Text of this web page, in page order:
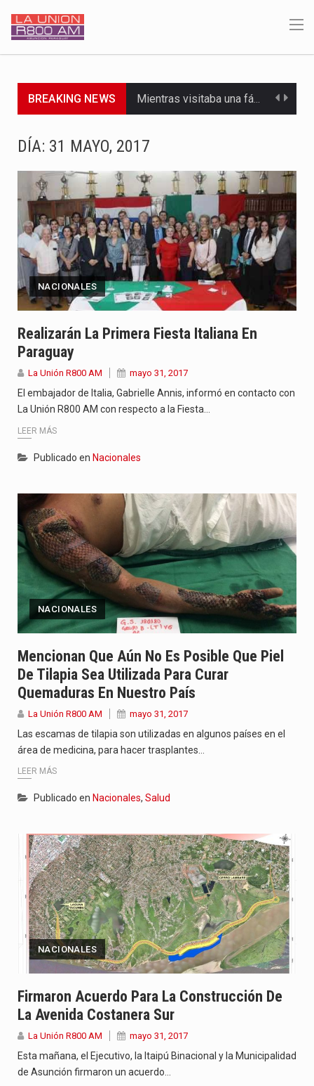
BREAKING NEWS Mientras visitaba una fábrica de armamentos en San Paulo, el…
Para Tania, una paraguaya de 33 años que reside en…
El presidente de la República se encontraba en el aeropuerto…
Una familia atravesó momentos de extrema tensión durante la madrugada…
Hace casi dos meses que Rivas dejó el Senado y,…
DÍA: 31 MAYO, 2017
NACIONALES
Realizarán La Primera Fiesta Italiana En
Paraguay
La Unión R800 AM mayo 31, 2017
El embajador de Italia, Gabrielle Annis, informó en contacto con
La Unión R800 AM con respecto a la Fiesta…
LEER MÁS
Publicado en Nacionales
NACIONALES
Mencionan Que Aún No Es Posible Que Piel
De Tilapia Sea Utilizada Para Curar
Quemaduras En Nuestro País
La Unión R800 AM mayo 31, 2017
Las escamas de tilapia son utilizadas en algunos países en el
área de medicina, para hacer trasplantes…
LEER MÁS
Publicado en Nacionales, Salud
NACIONALES
Firmaron Acuerdo Para La Construcción De
La Avenida Costanera Sur
La Unión R800 AM mayo 31, 2017
Esta mañana, el Ejecutivo, la Itaipú Binacional y la Municipalidad
de Asunción firmaron un acuerdo…